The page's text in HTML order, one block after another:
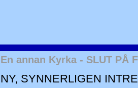
En annan Kyrka - SLUT PÅ
NY, SYNNERLIGEN